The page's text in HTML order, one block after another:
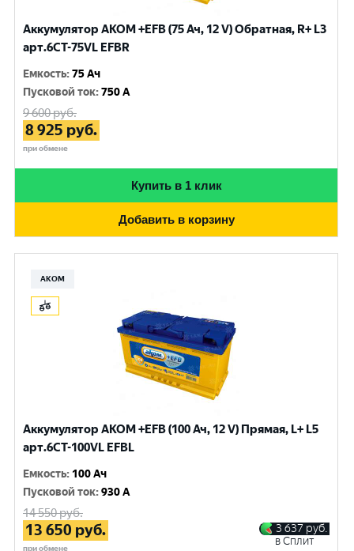
Аккумулятор AKOM +EFB (75 Ач, 12 V) Обратная, R+ L3
арт.6СТ-75VL EFBR
Емкость:75 Ач
Пусковой ток:750 A
9 600руб.
8 925 руб.
при обмене
Купить в 1 клик
Добавить в корзину
АКОМ
Аккумулятор AKOM +EFB (100 Ач, 12 V) Прямая, L+ L5
арт.6СТ-100VL EFBL
Емкость: 100 Ач
Пусковой ток:930 A
14 550руб.
13 650 руб.
при обмене
3 637 руб.
в Сплит